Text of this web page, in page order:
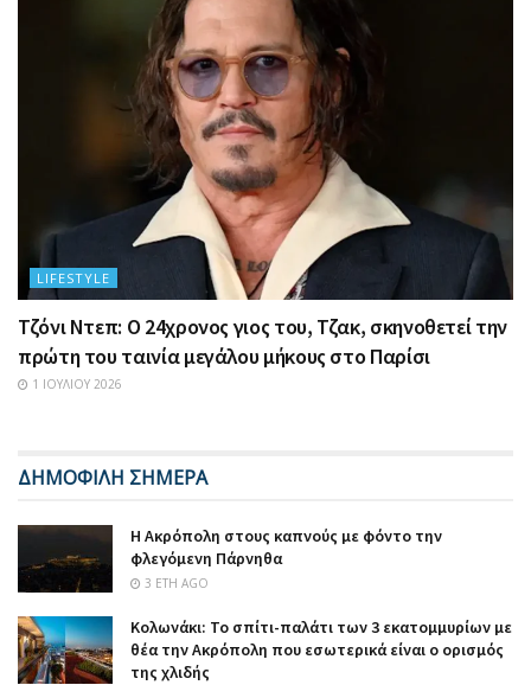
LIFESTYLE
Τζόνι Ντεπ: Ο 24χρονος γιος του, Τζακ, σκηνοθετεί την
πρώτη του ταινία μεγάλου μήκους στο Παρίσι
1 ΙΟΥΛΊΟΥ 2026
ΔΗΜΟΦΙΛΗ ΣΗΜΕΡΑ
Η Ακρόπολη στους καπνούς με φόντο την
φλεγόμενη Πάρνηθα
3 ΈΤΗ AGO
Κολωνάκι: Το σπίτι-παλάτι των 3 εκατομμυρίων με
θέα την Ακρόπολη που εσωτερικά είναι ο ορισμός
της χλιδής